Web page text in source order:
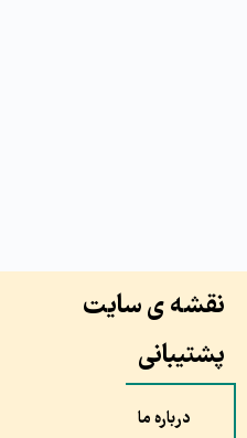
نقشه ی سایت
پشتیبانی
درباره ما